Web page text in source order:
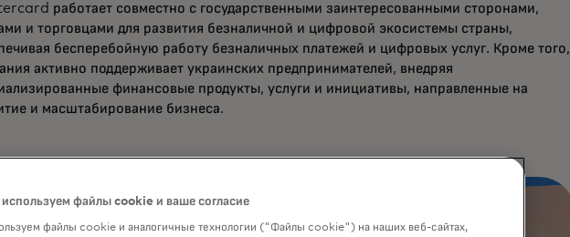
работает совместно с государственными заинтересованными сторонами,
и торговцами для развития безналичной и цифровой экосистемы страны,
бесперебойную работу безналичных платежей и цифровых услуг. Кроме того,
активно поддерживает украинских предпринимателей, внедряя
финансовые продукты, услуги и инициативы, направленные на
и масштабирование бизнеса.
файлы cookie и ваше согласие
файлы cookie и аналогичные технологии ("Файлы cookie") на наших веб-сайтах,